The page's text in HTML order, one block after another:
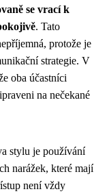
se vrací k
. Tato
protože je
strategie. V
oba účastníci
na nečekané
stylu je používání
narážek, které mají
není vždy